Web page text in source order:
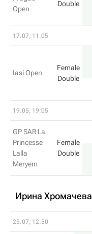
Open
Double
17.07, 11:05
Iasi Open
Female
Double
19.05, 19:05
GP SAR La
Princesse
Lalla
Meryem
Female
Double
Ирина Хромачева
25.07, 12:50